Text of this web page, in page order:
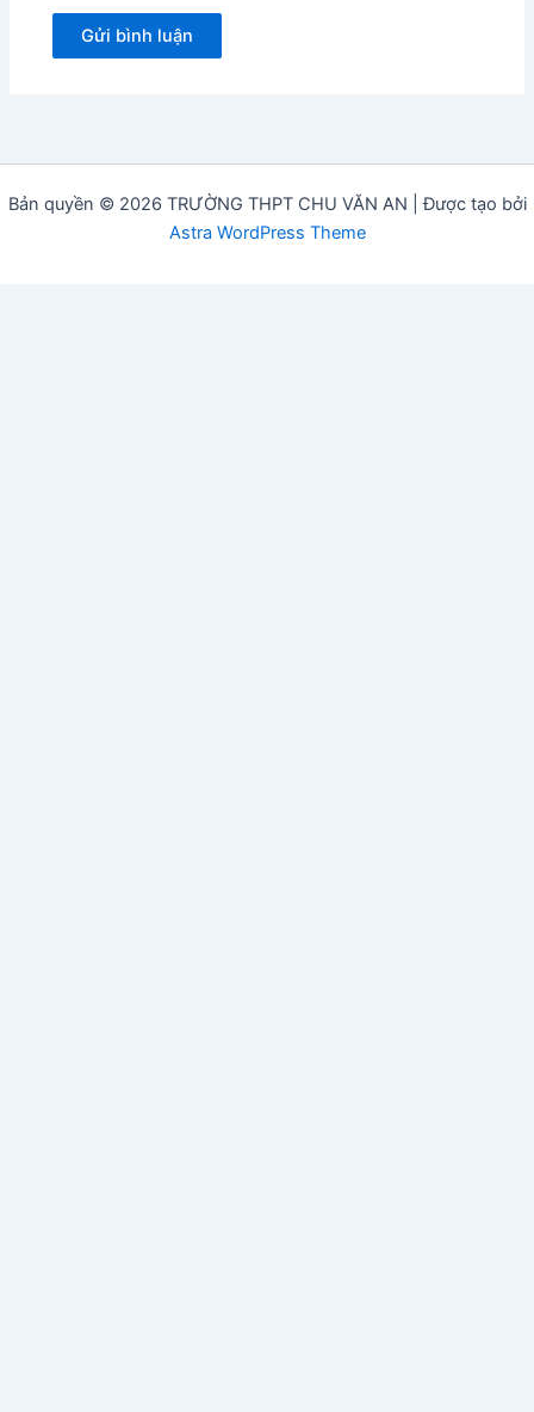
Bản quyền © 2026 TRƯỜNG THPT CHU VĂN AN | Được tạo bởi
Astra WordPress Theme